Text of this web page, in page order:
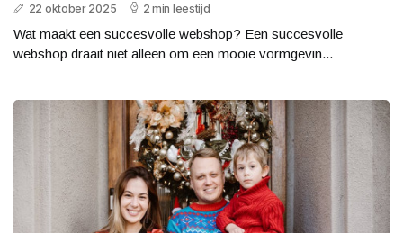
22 oktober 2025 2 min leestijd
Wat maakt een succesvolle webshop? Een succesvolle
webshop draait niet alleen om een mooie vormgevin...